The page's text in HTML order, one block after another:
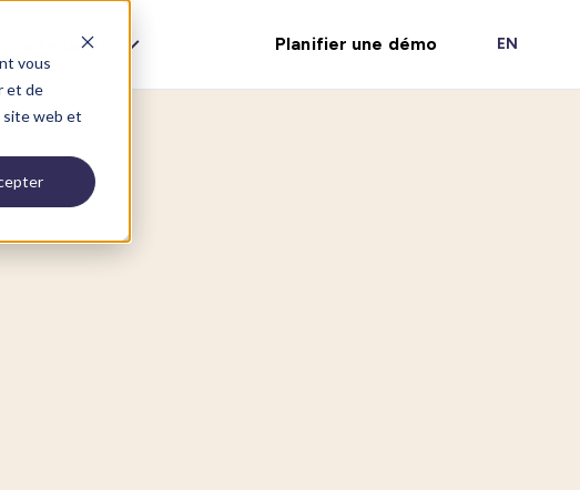
vous
et de
site web et
partenaires Planifier une démo EN